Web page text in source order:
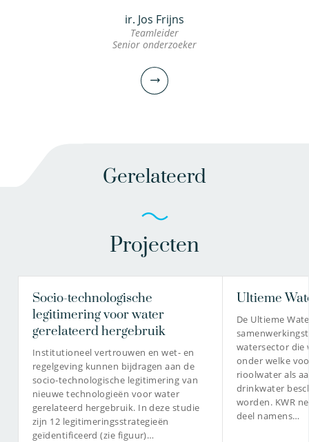
ir. Jos Frijns
Teamleider
Senior onderzoeker
ir. Jos Frijns
030-6069583
Jos.Frijns@kwrwater.nl
bekijk profiel
Gerelateerd
Projecten
Socio-technologische
legitimering voor water
gerelateerd hergebruik
Institutioneel vertrouwen en wet- en
regelgeving kunnen bijdragen aan de
socio-technologische legitimering van
nieuwe technologieën voor water
gerelateerd hergebruik. In deze studie
zijn 12 legitimeringsstrategieën
geïdentificeerd (zie figuur)…
Ultieme
De Ultieme
watersector die
onder welke
rioolwater als
drinkwater
worden. KWR
deel namens…